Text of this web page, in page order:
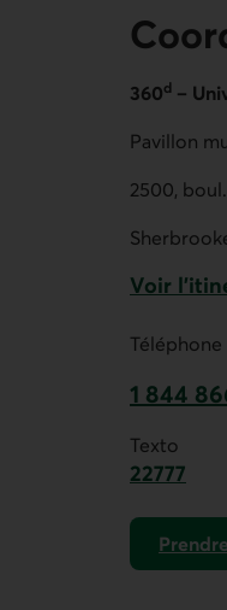
360d –
Pavillon
2500,
Voir
Téléphone
1 844
Texto
22777